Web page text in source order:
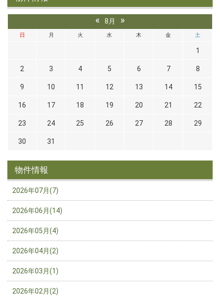
« 8月 »
日 月 火 水 木 金 土
1
2 3 4 5 6 7 8
9 10 11 12 13 14 15
16 17 18 19 20 21 22
23 24 25 26 27 28 29
30 31
物件情報
2026年07月(7)
2026年06月(14)
2026年05月(4)
2026年04月(2)
2026年03月(1)
2026年02月(2)